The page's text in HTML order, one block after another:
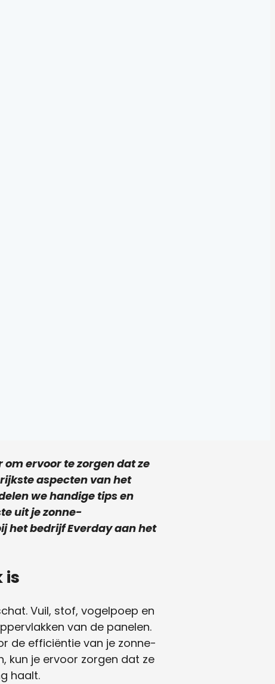
ervoor te zorgen dat ze
aspecten van het
we handige tips en
uit je zonne-
het bedrijf Everday aan het
is
Vuil, stof, vogelpoep en
van de panelen.
de efficiëntie van je zonne-
kun je ervoor zorgen dat ze
haalt.